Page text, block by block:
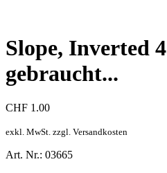
Slope, Inverted
gebraucht...
CHF 1.00
exkl. MwSt. zzgl. Versandkosten
Art. Nr.: 03665